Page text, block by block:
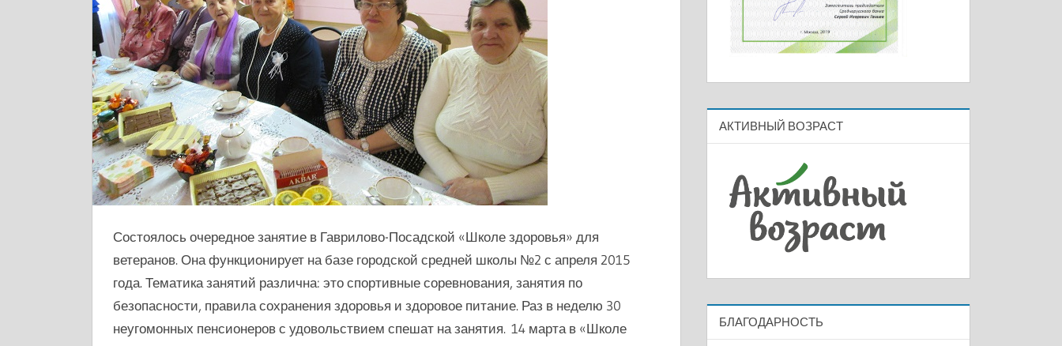
Состоялось очередное занятие в Гаврилово-Посадской «Школе здоровья» для
ветеранов. Она функционирует на базе городской средней школы №2 с апреля 2015
года. Тематика занятий различна: это спортивные соревнования, занятия по
безопасности, правила сохранения здоровья и здоровое питание. Раз в неделю 30
неугомонных пенсионеров с удовольствием спешат на занятия. 14 марта в «Школе
АКТИВНЫЙ ВОЗРАСТ
БЛАГОДАРНОСТЬ